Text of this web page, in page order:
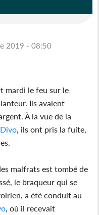
2019 - 08:50
mardi le feu sur le
Ils avaient
À la vue de la
Divo , ils ont pris la fuite,
malfrats est tombé de
le braqueur qui se
a été conduit au
, où il recevait